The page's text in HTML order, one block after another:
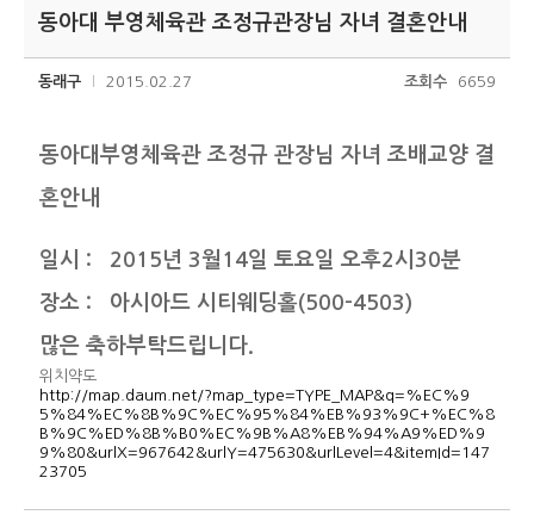
동아대 부영체육관 조정규관장님 자녀 결혼안내
동래구 2015.02.27 조회수 6659
동아대부영체육관 조정규 관장님 자녀 조배교양 결
혼안내
일시 : 2015년 3월14일 토요일 오후2시30분
장소 : 아시아드 시티웨딩홀(500-4503)
많은 축하부탁드립니다.
위치약도
http://map.daum.net/?map_type=TYPE_MAP&q=%EC%9
5%84%EC%8B%9C%EC%95%84%EB%93%9C+%EC%8
B%9C%ED%8B%B0%EC%9B%A8%EB%94%A9%ED%9
9%80&urlX=967642&urlY=475630&urlLevel=4&itemId=147
23705